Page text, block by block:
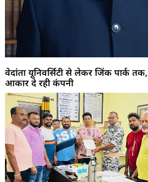
वेदांता यूनिवर्सिटी से लेकर जिंक पार्क
आकार दे रही कंपनी